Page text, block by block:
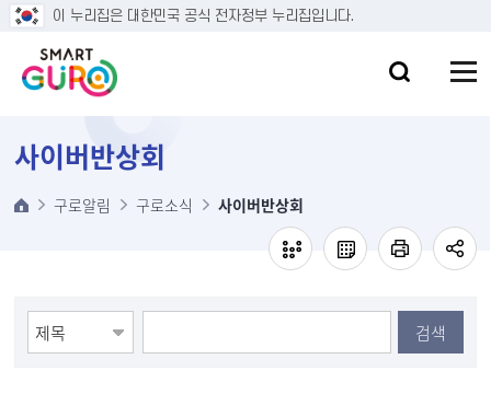
본문 바로가기
이 누리집은 대한민국 공식 전자정부 누리집입니다.
사이버반상회
구로알림 구로소식 사이버반상회
검색